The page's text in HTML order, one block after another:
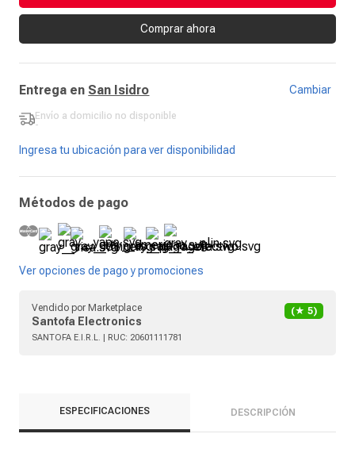
Comprar ahora
Entrega en San Isidro Cambiar
Envío a domicilio no disponible
-
Ingresa tu ubicación para ver disponibilidad
Métodos de pago
Ver opciones de pago y promociones
Vendido por Marketplace
Santofa Electronics
(★ 5)
SANTOFA E.I.R.L. | RUC: 20601111781
ESPECIFICACIONES DESCRIPCIÓN